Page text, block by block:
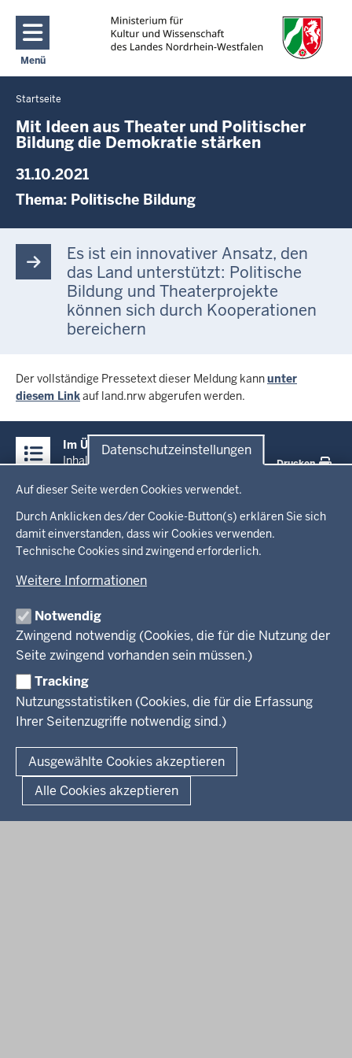
Datenschutzeinstellungen
Auf dieser Seite werden Cookies verwendet.
Durch Anklicken des/der Cookie-Button(s) erklären Sie sich
damit einverstanden, dass wir Cookies verwenden.
Technische Cookies sind zwingend erforderlich.
Weitere Informationen
Notwendig
Zwingend notwendig (Cookies, die für die Nutzung der
Seite zwingend vorhanden sein müssen.)
Tracking
Nutzungsstatistiken (Cookies, die für die Erfassung
Ihrer Seitenzugriffe notwendig sind.)
Ausgewählte Cookies akzeptieren
Alle Cookies akzeptieren
Direkt zum Inhalt
Menü
Navigation aktivieren/deaktivieren: Main Menu
Sie
befinden
sich
Startseite
Mit Ideen aus Theater und Politischer
Bildung die Demokratie stärken
31.10.2021
Thema: Politische Bildung
Es ist ein innovativer Ansatz, den
das Land unterstützt: Politische
Bildung und Theaterprojekte
können sich durch Kooperationen
bereichern
Der vollständige Pressetext dieser Meldung kannunter
diesem Linkauf land.nrw abgerufen werden.
Inhalte
Im Überblick
Inhalt
Drucken
Menü
in
der
Fußzeile
Startseite
Ministerium
Leitung des Hauses
Organisation
Arbeitgeber Ministerium
Rechtsgrundlagen
Kultur
Wissenschaft, Forschung, Lehre und Studium
Presse
Service
Kontakt
Fußzeile
Datenschutz Erklärung zur Barrierefreiheit